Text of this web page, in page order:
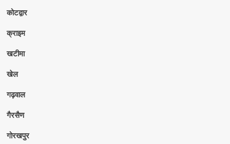
कोटद्वार
क्राइम
खटीमा
खेल
गढ़वाल
गैरसैण
गोरखपुर